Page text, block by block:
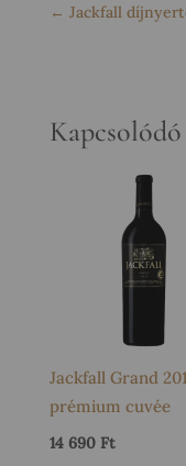
← Jackfall
Jackfall Grand
prémium cuvée
14 690 Ft